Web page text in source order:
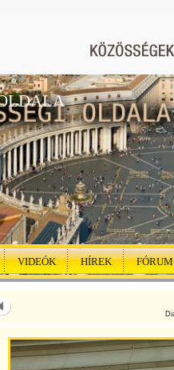
VIDEÓK HÍREK FÓRUM